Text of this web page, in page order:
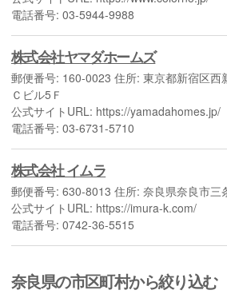
電話番号: 03-5944-9988
株式会社ヤマダホームズ
郵便番号: 160-0023 住所: 東京都新宿区
Ｃビル5Ｆ
公式サイトURL: https://yamadahomes.jp/
電話番号: 03-6731-5710
株式会社 イムラ
郵便番号: 630-8013 住所: 奈良県奈良市三
公式サイトURL: https://imura-k.com/
電話番号: 0742-36-5515
奈良県の市区町村から絞り込む